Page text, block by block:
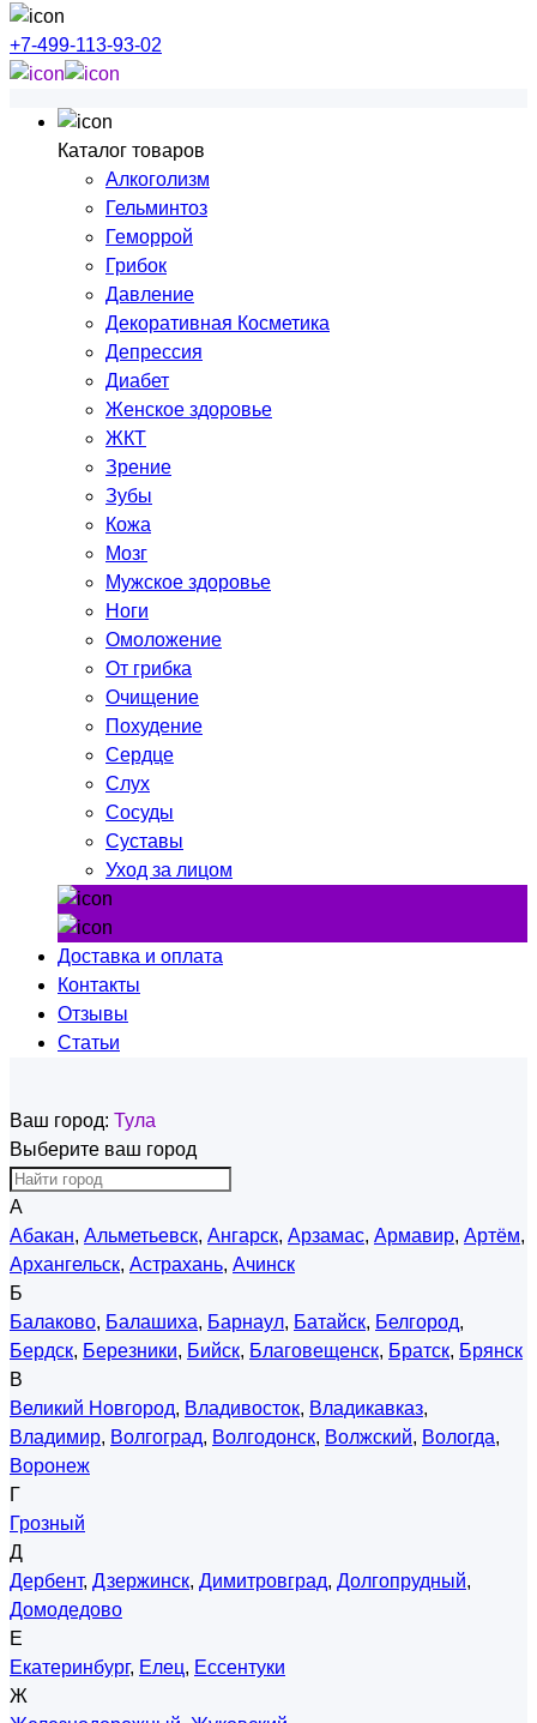
+7-499-113-93-02
Каталог товаров
Алкоголизм
Гельминтоз
Геморрой
Грибок
Давление
Декоративная Косметика
Депрессия
Диабет
Женское здоровье
ЖКТ
Зрение
Зубы
Кожа
Мозг
Мужское здоровье
Ноги
Омоложение
От грибка
Очищение
Похудение
Сердце
Слух
Сосуды
Суставы
Уход за лицом
Доставка и оплата
Контакты
Отзывы
Статьи
Ваш город: Тула
Выберите ваш город
А
Абакан, Альметьевск, Ангарск, Арзамас, Армавир, Артём,
Архангельск, Астрахань, Ачинск
Б
Балаково, Балашиха, Барнаул, Батайск, Белгород,
Бердск, Березники, Бийск, Благовещенск, Братск, Брянск
В
Великий Новгород, Владивосток, Владикавказ,
Владимир, Волгоград, Волгодонск, Волжский, Вологда,
Воронеж
Г
Грозный
Д
Дербент, Дзержинск, Димитровград, Долгопрудный,
Домодедово
Е
Екатеринбург, Елец, Ессентуки
Ж